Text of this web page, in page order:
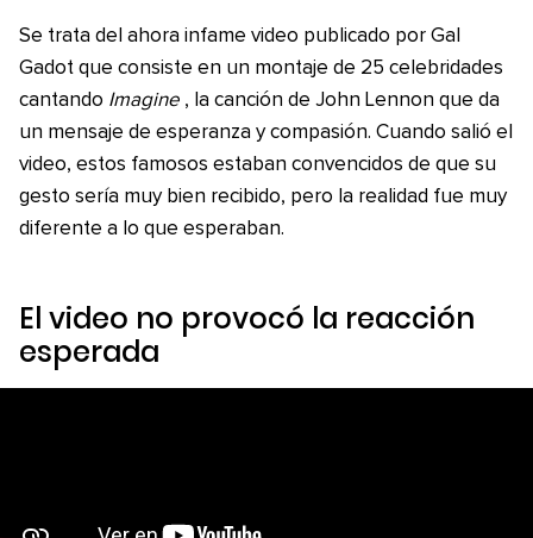
Se trata del ahora infame video publicado por Gal
Gadot que consiste en un montaje de 25 celebridades
cantando Imagine , la canción de John Lennon que da
un mensaje de esperanza y compasión. Cuando salió el
video, estos famosos estaban convencidos de que su
gesto sería muy bien recibido, pero la realidad fue muy
diferente a lo que esperaban.
El video no provocó la reacción
esperada